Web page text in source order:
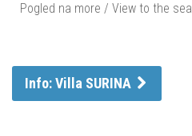
Pogled na more / View to the sea
Info: Villa SURINA